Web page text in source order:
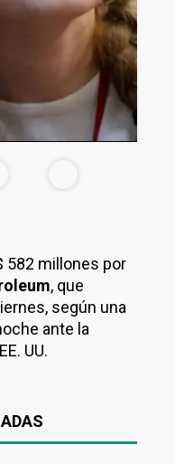
582 millones por
, que
según una
ante la
UU.